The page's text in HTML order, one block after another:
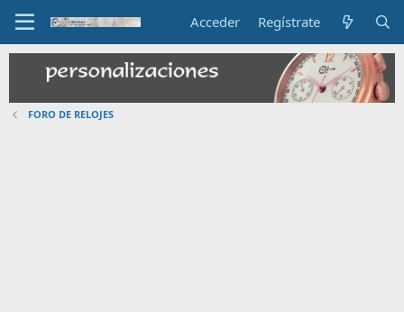
Acceder Regístrate
FORO DE RELOJES